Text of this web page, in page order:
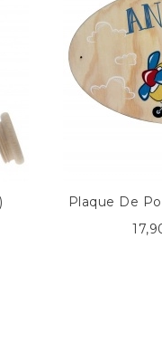
Plaque De